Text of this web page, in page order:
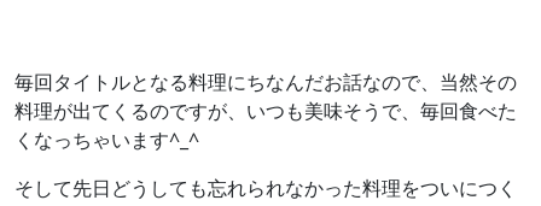
毎回タイトルとなる料理にちなんだお話なので、当然その
料理が出てくるのですが、いつも美味そうで、毎回食べた
くなっちゃいます^_^
そして先日どうしても忘れられなかった料理をついにつく